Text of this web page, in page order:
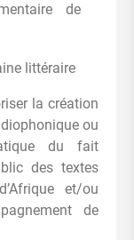
de
littéraire
la création
ou
du fait
des textes
et/ou
de